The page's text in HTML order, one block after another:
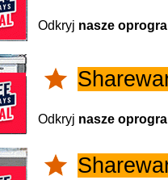
Odkryj nasze
Odkryj nasze